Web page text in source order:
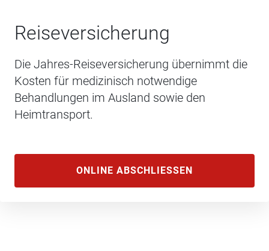
Reiseversicherung
Die Jahres-Reiseversicherung übernimmt die
Kosten für medizinisch notwendige
Behandlungen im Ausland sowie den
Heimtransport.
ONLINE ABSCHLIESSEN